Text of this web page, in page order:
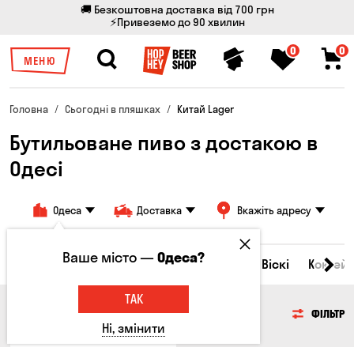
🚚 Безкоштовна доставка від 700 грн
⚡Привеземо до 90 хвилин
МЕНЮ
0 0
Головна Сьогодні в пляшках Китай Lager
Бутильоване пиво з достакою в
Одесі
Одеса Доставка Вкажіть адресу
Всі товари Пиво Сидр Віскі
ФІЛЬТР
Ваше місто —Одеса?
ТАК
Ні, змінити